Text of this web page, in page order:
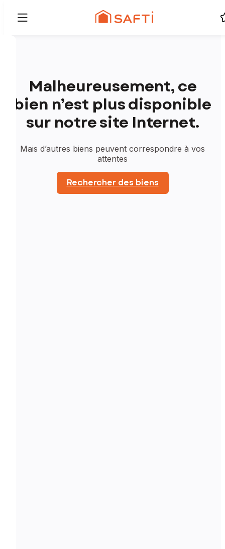
Malheureusement, ce
bien n’est plus disponible
sur notre site Internet.
Mais d’autres biens peuvent correspondre à vos
attentes
Rechercher des biens